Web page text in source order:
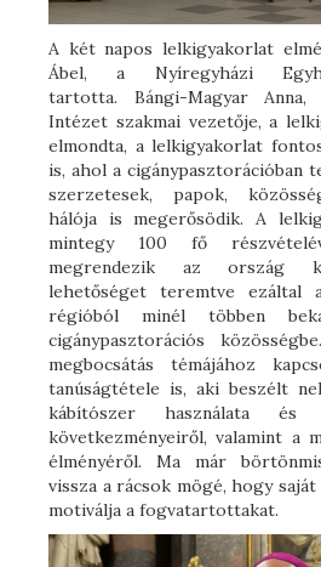
A két napos lelkigyakorlat
Ábel, a Nyíregyházi
tartotta. Bángi-Magyar
Intézet szakmai vezetője, a
elmondta, a lelkigyakorlat
is, ahol a cigánypasztorációban
szerzetesek, papok,
hálója is megerősödik. A
mintegy 100 fő
megrendezik az ország
lehetőséget teremtve ezáltal
régióból minél többen
cigánypasztorációs
megbocsátás témájához
tanúságtétele is, aki beszélt
kábítószer használata és
következményeiről, valamint a
élményéről. Ma már
vissza a rácsok mögé, hogy
motiválja a fogvatartottakat.